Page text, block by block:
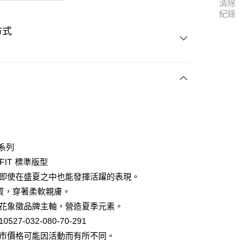
式
列
標準版型
使在盛夏之中也能發揮活躍的表現。
，穿著柔軟親膚。
象徵品牌主軸，營造夏季元素。
032-080-70-291
價格可能因活動而有所不同。
清除
紀錄